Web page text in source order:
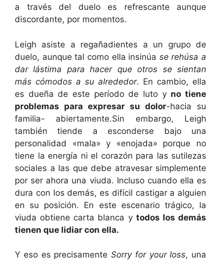
a través del duelo es refrescante aunque
discordante, por momentos.
Leigh asiste a regañadientes a un grupo de
duelo, aunque tal como ella insinúa se rehúsa a
dar lástima para hacer que otros se sientan
más cómodos a su alrededor. En cambio, ella
es dueña de este período de luto y no tiene
problemas para expresar su dolor-hacia su
familia- abiertamente.Sin embargo, Leigh
también tiende a esconderse bajo una
personalidad «mala» y «enojada» porque no
tiene la energía ni el corazón para las sutilezas
sociales a las que debe atravesar simplemente
por ser ahora una viuda. Incluso cuando ella es
dura con los demás, es difícil castigar a alguien
en su posición. En este escenario trágico, la
viuda obtiene carta blanca y todos los demás
tienen que lidiar con ella.
Y eso es precisamente Sorry for your loss, una